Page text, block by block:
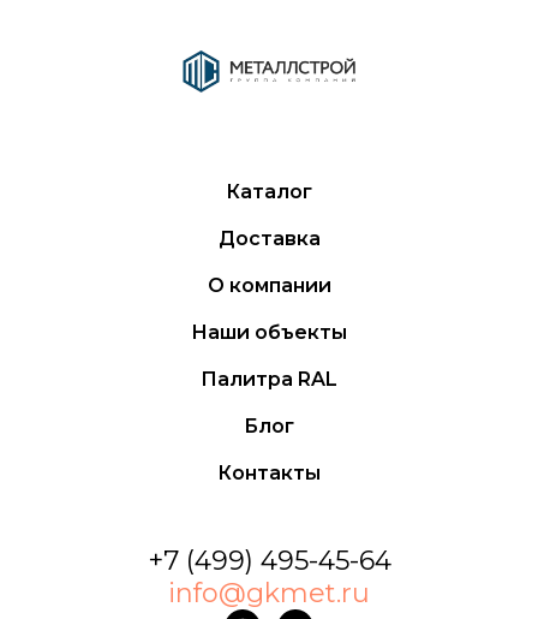
Каталог
Доставка
О компании
Наши объекты
Палитра RAL
Блог
Контакты
+7 (499) 495-45-64
info@gkmet.ru